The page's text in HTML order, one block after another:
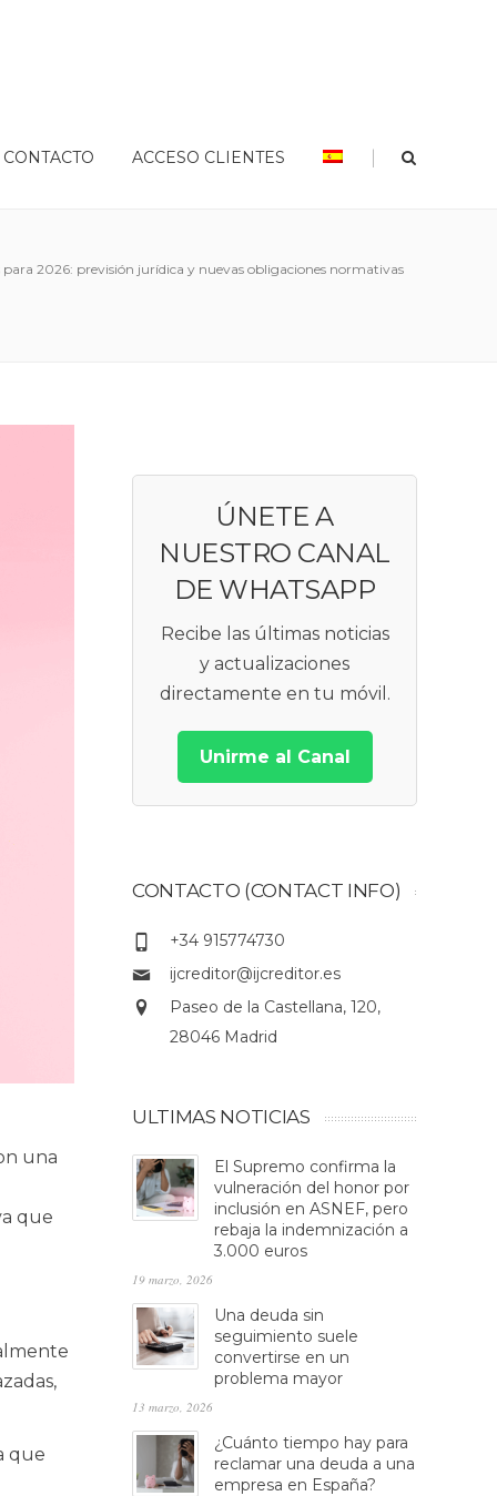
CONTACTO ACCESO CLIENTES |
para 2026: previsión jurídica y nuevas obligaciones normativas
una
que
que
ÚNETE A
NUESTRO CANAL
DE WHATSAPP
Recibe las últimas noticias
y actualizaciones
directamente en tu móvil.
Unirme al Canal
CONTACTO (CONTACT INFO)
+34 915774730
ijcreditor@ijcreditor.es
Paseo de la Castellana, 120,
28046 Madrid
ULTIMAS NOTICIAS
El Supremo confirma la
vulneración del honor por
inclusión en ASNEF, pero
rebaja la indemnización a
3.000 euros
19 marzo, 2026
Una deuda sin
seguimiento suele
convertirse en un
problema mayor
13 marzo, 2026
¿Cuánto tiempo hay para
reclamar una deuda a una
empresa en España?